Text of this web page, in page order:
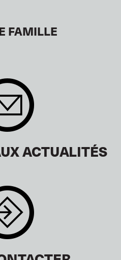
FAMILLE
ACTUALITÉS